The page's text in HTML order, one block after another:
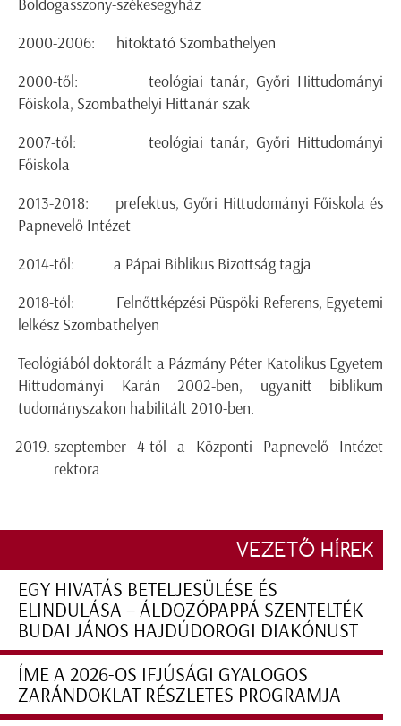
Boldogasszony-székesegyház
2000-2006: hitoktató Szombathelyen
2000-től: teológiai tanár, Győri Hittudományi
Főiskola, Szombathelyi Hittanár szak
2007-től: teológiai tanár, Győri Hittudományi
Főiskola
2013-2018: prefektus, Győri Hittudományi Főiskola és
Papnevelő Intézet
2014-től: a Pápai Biblikus Bizottság tagja
2018-tól: Felnőttképzési Püspöki Referens, Egyetemi
lelkész Szombathelyen
Teológiából doktorált a Pázmány Péter Katolikus Egyetem
Hittudományi Karán 2002-ben, ugyanitt biblikum
tudományszakon habilitált 2010-ben.
szeptember 4-től a Központi Papnevelő Intézet
rektora.
VEZETŐ HÍREK
EGY HIVATÁS BETELJESÜLÉSE ÉS
ELINDULÁSA – ÁLDOZÓPAPPÁ SZENTELTÉK
BUDAI JÁNOS HAJDÚDOROGI DIAKÓNUST
ÍME A 2026-OS IFJÚSÁGI GYALOGOS
ZARÁNDOKLAT RÉSZLETES PROGRAMJA